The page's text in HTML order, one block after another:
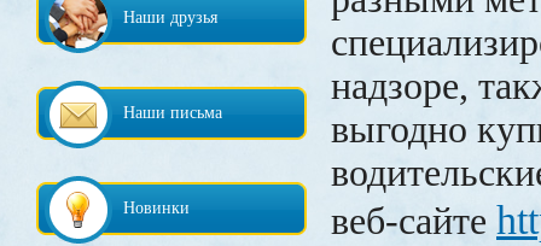
Наши друзья
Наши письма
Новинки
надзоре,
выгодно
веб-сайте